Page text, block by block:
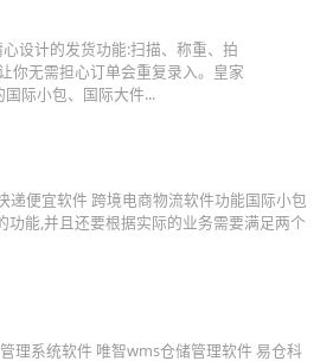
设计的发货功能:扫描、称重、拍
你无需担心订单会重复录入。皇家
际小包、国际大件...
便宜软件 跨境电商物流软件功能国际小包
能,并且还要根据实际的业务需要满足两个
理系统软件 唯智wms仓储管理软件 易仓科